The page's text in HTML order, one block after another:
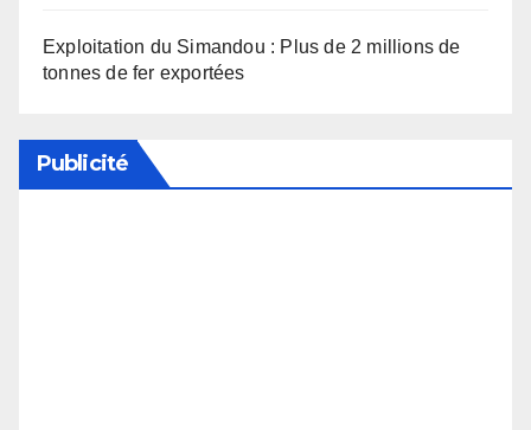
Exploitation du Simandou : Plus de 2 millions de
tonnes de fer exportées
Publicité